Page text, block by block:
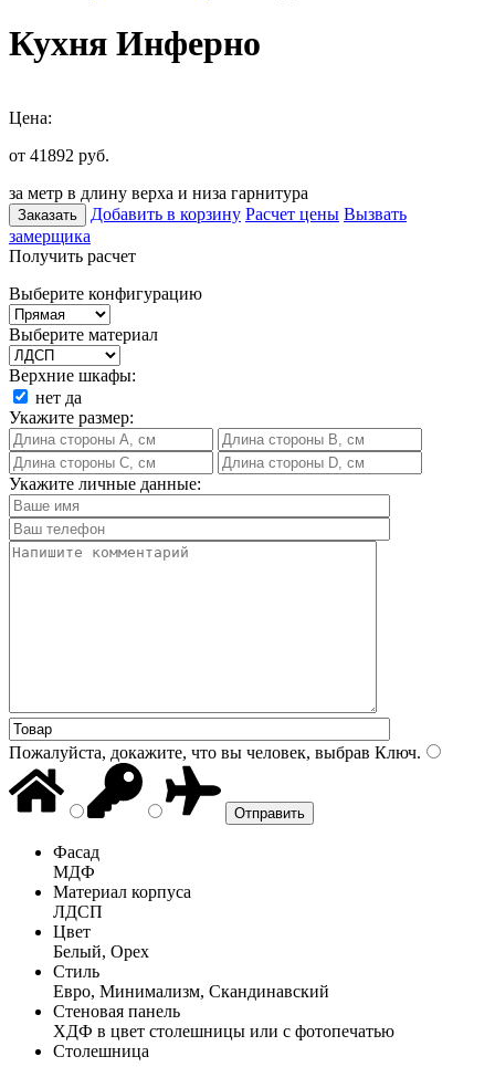
Кухня Инферно
Цена:
от 41892 руб.
за метр в длину верха и низа гарнитура
Заказать Добавить в корзину Расчет цены Вызвать
замерщика
Получить расчет
Выберите конфигурацию
Выберите материал
Верхние шкафы:
нет да
Укажите размер:
Укажите личные данные:
Пожалуйста, докажите, что вы человек, выбрав Ключ.
Фасад
МДФ
Материал корпуса
ЛДСП
Цвет
Белый, Орех
Стиль
Евро, Минимализм, Скандинавский
Стеновая панель
ХДФ в цвет столешницы или с фотопечатью
Столешница